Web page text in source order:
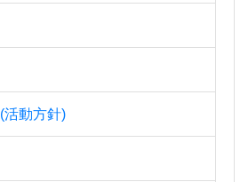
活動方針)